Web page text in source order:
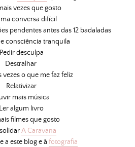
vezes que gosto
conversa difícil
pendentes antes das 12 badaladas
consciência tranquila
Pedir desculpa
Destralhar
vezes o que me faz feliz
Relativizar
mais música
Ler algum livro
filmes que gosto
A Caravana
a este blog e à fotografia